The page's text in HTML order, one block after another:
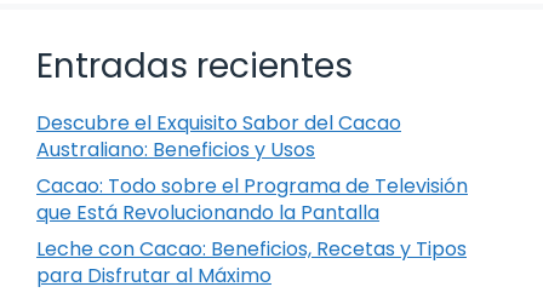
Entradas recientes
Descubre el Exquisito Sabor del Cacao
Australiano: Beneficios y Usos
Cacao: Todo sobre el Programa de Televisión
que Está Revolucionando la Pantalla
Leche con Cacao: Beneficios, Recetas y Tipos
para Disfrutar al Máximo